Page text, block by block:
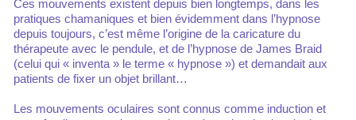
Ces mouvements existent depuis bien longtemps, dans les
pratiques chamaniques et bien évidemment dans l’hypnose
depuis toujours, c’est même l’origine de la caricature du
thérapeute avec le pendule, et de l’hypnose de James Braid
(celui qui « inventa » le terme « hypnose ») et demandait aux
patients de fixer un objet brillant…
Les mouvements oculaires sont connus comme induction et